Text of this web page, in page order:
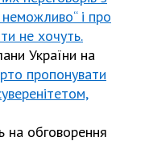
і про
не хочуть.
України на
пропонувати
на обговорення